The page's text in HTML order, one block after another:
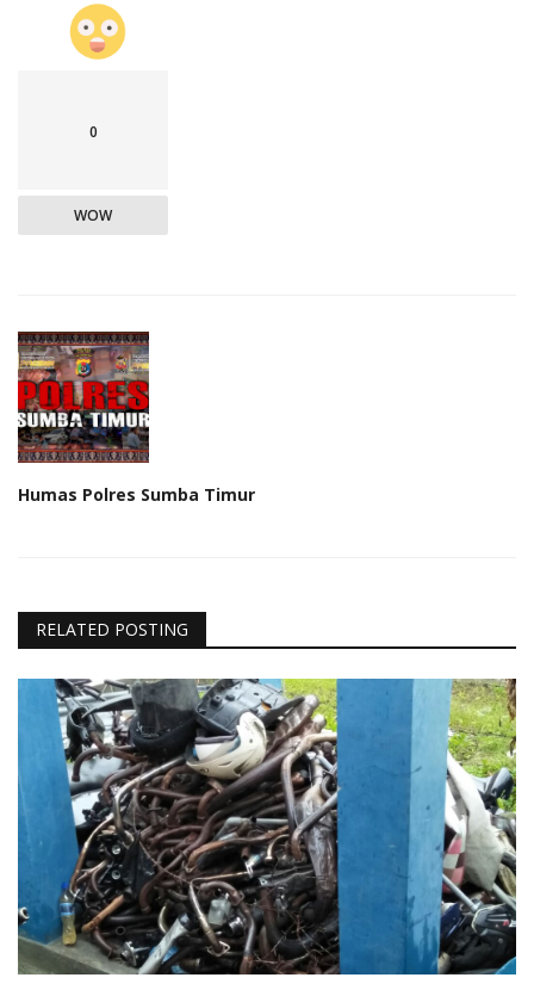
0
WOW
Humas Polres Sumba Timur
RELATED POSTING